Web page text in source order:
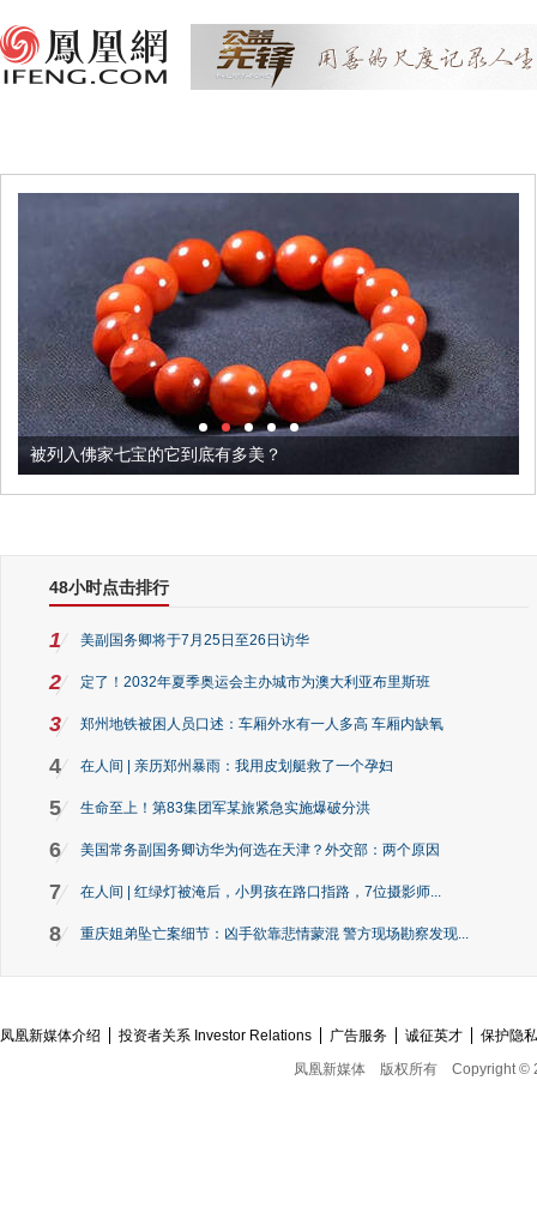
被列入佛家七宝的它到底有多美？
48小时点击排行
1 美副国务卿将于7月25日至26日访华
2 定了！2032年夏季奥运会主办城市为澳大利亚布里斯班
3 郑州地铁被困人员口述：车厢外水有一人多高 车厢内缺氧
4 在人间 | 亲历郑州暴雨：我用皮划艇救了一个孕妇
5 生命至上！第83集团军某旅紧急实施爆破分洪
6 美国常务副国务卿访华为何选在天津？外交部：两个原因
7 在人间 | 红绿灯被淹后，小男孩在路口指路，7位摄影师...
8 重庆姐弟坠亡案细节：凶手欲靠悲情蒙混 警方现场勘察发现...
凤凰新媒体介绍 投资者关系 Investor Relations 广告服务 诚征英才
保护隐
凤凰新媒体
版权所有 Copyright ©